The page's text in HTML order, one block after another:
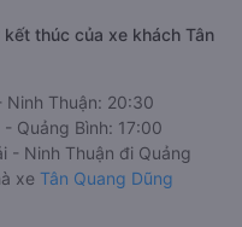
thúc của xe khách Tân
Ninh Thuận: 20:30
Quảng Bình: 17:00
- Ninh Thuận đi Quảng
xe Tân Quang Dũng